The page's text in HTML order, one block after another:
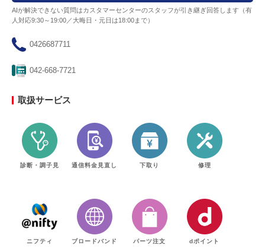
AIが解決できない質問はカスタマーセンターのスタッフが引き継ぎ回答します（有
人対応9:30～19:00／大晦日・元日は18:00まで）
0426687711
042-668-7721
取扱サービス
診断・調子見 通信料金見直し 下取り 修理
ニフティ ブロードバンド パーツ注文 dポイント